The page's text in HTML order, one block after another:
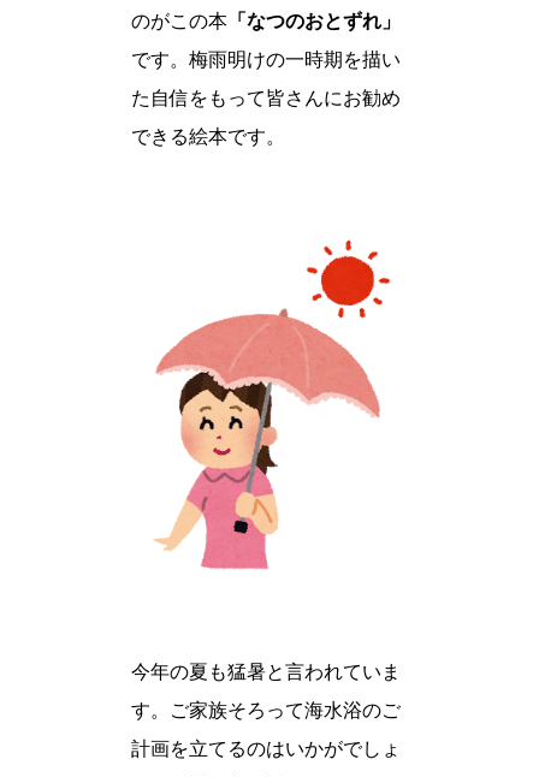
のがこの本 「なつのおとずれ」
です。梅雨明けの一時期を描い
た自信をもって皆さんにお勧め
できる絵本です。
今年の夏も猛暑と言われていま
す。ご家族そろって海水浴のご
計画を立てるのはいかがでしょ